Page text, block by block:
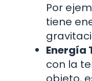
Por
tiene
Energía
con la